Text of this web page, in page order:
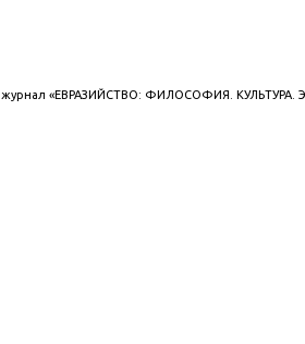
журнал «ЕВРАЗИЙСТВО: ФИЛОСОФИЯ. КУЛЬТУРА.